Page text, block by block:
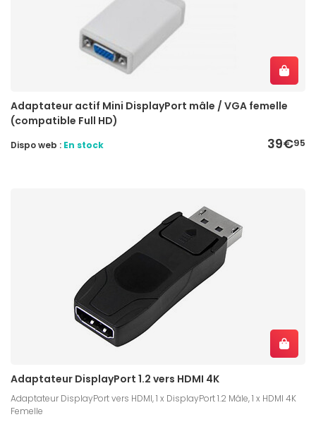
Adaptateur actif Mini DisplayPort mâle / VGA femelle
(compatible Full HD)
39€95
Dispo web : En stock
Adaptateur DisplayPort 1.2 vers HDMI 4K
Adaptateur DisplayPort vers HDMI, 1 x DisplayPort 1.2 Mâle, 1 x HDMI 4K
Femelle